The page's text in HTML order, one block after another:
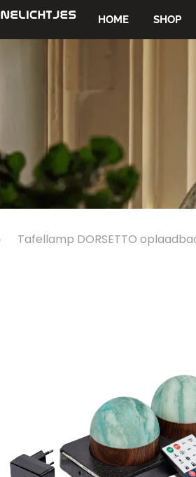
HOME SHOP
Tafellamp DORSETTO